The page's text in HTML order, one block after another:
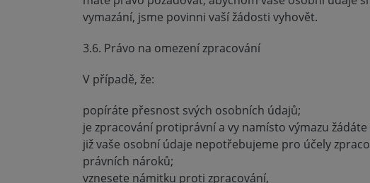
vymazání, jsme povinni vaší žádosti vyhovět.
3.6. Právo na omezení zpracování
V případě, že:
popíráte přesnost svých osobních údajů;
je zpracování protiprávní a vy namísto výmazu
již vaše osobní údaje nepotřebujeme pro účely
právních nároků;
vznesete námitku proti zpracování,